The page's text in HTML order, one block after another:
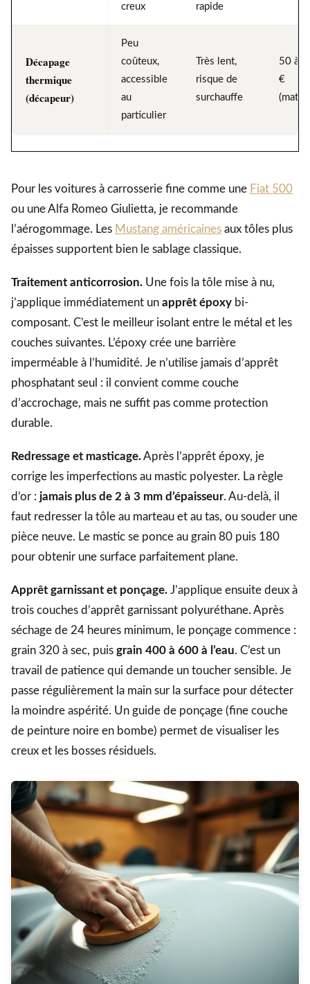
creux
rapide
Décapage
thermique
(décapeur)
Peu
coûteux,
accessible
au
particulier
Très lent,
risque de
surchauffe
50 à
€
Pour les voitures à carrosserie fine comme une Fiat 500
ou une Alfa Romeo Giulietta, je recommande
l’aérogommage. Les Mustang américaines aux tôles plus
épaisses supportent bien le sablage classique.
Traitement anticorrosion. Une fois la tôle mise à nu,
j’applique immédiatement un apprêt époxy bi-
composant. C’est le meilleur isolant entre le métal et les
couches suivantes. L’époxy crée une barrière
imperméable à l’humidité. Je n’utilise jamais d’apprêt
phosphatant seul : il convient comme couche
d’accrochage, mais ne suffit pas comme protection
durable.
Redressage et masticage.Après l’apprêt époxy, je
corrige les imperfections au mastic polyester. La règle
d’or : jamais plus de 2 à 3 mm d’épaisseur. Au-delà, il
faut redresser la tôle au marteau et au tas, ou souder une
pièce neuve. Le mastic se ponce au grain 80 puis 180
pour obtenir une surface parfaitement plane.
Apprêt garnissant et ponçage. J’applique ensuite deux à
trois couches d’apprêt garnissant polyuréthane. Après
séchage de 24 heures minimum, le ponçage commence :
grain 320 à sec, puis grain 400 à 600 à l’eau. C’est un
travail de patience qui demande un toucher sensible. Je
passe régulièrement la main sur la surface pour détecter
la moindre aspérité. Un guide de ponçage (fine couche
de peinture noire en bombe) permet de visualiser les
creux et les bosses résiduels.